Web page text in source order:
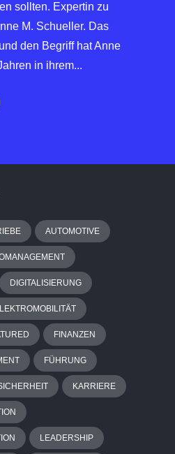
sollten. Expertin zu
M. Schueller. Das
den Begriff hat Anne
in ihrem...
AUTOMOTIVE
DIGITALISIERUNG
FINANZEN
FÜHRUNG
KARRIERE
LEADERSHIP